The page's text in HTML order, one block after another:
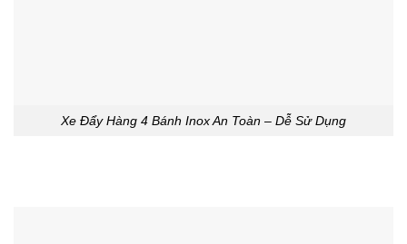
Xe Đẩy Hàng 4 Bánh Inox An Toàn – Dễ Sử Dụng